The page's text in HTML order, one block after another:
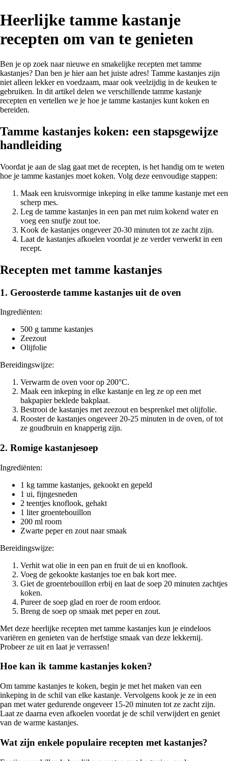
Heerlijke tamme kastanje
recepten om van te genieten
Ben je op zoek naar nieuwe en smakelijke recepten met tamme
kastanjes? Dan ben je hier aan het juiste adres! Tamme kastanjes zijn
niet alleen lekker en voedzaam, maar ook veelzijdig in de keuken te
gebruiken. In dit artikel delen we verschillende tamme kastanje
recepten en vertellen we je hoe je tamme kastanjes kunt koken en
bereiden.
Tamme kastanjes koken: een stapsgewijze
handleiding
Voordat je aan de slag gaat met de recepten, is het handig om te weten
hoe je tamme kastanjes moet koken. Volg deze eenvoudige stappen:
Maak een kruisvormige inkeping in elke tamme kastanje met een
scherp mes.
Leg de tamme kastanjes in een pan met ruim kokend water en
voeg een snufje zout toe.
Kook de kastanjes ongeveer 20-30 minuten tot ze zacht zijn.
Laat de kastanjes afkoelen voordat je ze verder verwerkt in een
recept.
Recepten met tamme kastanjes
1. Geroosterde tamme kastanjes uit de oven
Ingrediënten:
500 g tamme kastanjes
Zeezout
Olijfolie
Bereidingswijze:
Verwarm de oven voor op 200°C.
Maak een inkeping in elke kastanje en leg ze op een met
bakpapier beklede bakplaat.
Bestrooi de kastanjes met zeezout en besprenkel met olijfolie.
Rooster de kastanjes ongeveer 20-25 minuten in de oven, of tot
ze goudbruin en knapperig zijn.
2. Romige kastanjesoep
Ingrediënten:
1 kg tamme kastanjes, gekookt en gepeld
1 ui, fijngesneden
2 teentjes knoflook, gehakt
1 liter groentebouillon
200 ml room
Zwarte peper en zout naar smaak
Bereidingswijze:
Verhit wat olie in een pan en fruit de ui en knoflook.
Voeg de gekookte kastanjes toe en bak kort mee.
Giet de groentebouillon erbij en laat de soep 20 minuten zachtjes
koken.
Pureer de soep glad en roer de room erdoor.
Breng de soep op smaak met peper en zout.
Met deze heerlijke recepten met tamme kastanjes kun je eindeloos
variëren en genieten van de herfstige smaak van deze lekkernij.
Probeer ze uit en laat je verrassen!
Hoe kan ik tamme kastanjes koken?
Om tamme kastanjes te koken, begin je met het maken van een
inkeping in de schil van elke kastanje. Vervolgens kook je ze in een
pan met water gedurende ongeveer 15-20 minuten tot ze zacht zijn.
Laat ze daarna even afkoelen voordat je de schil verwijdert en geniet
van de warme kastanjes.
Wat zijn enkele populaire recepten met kastanjes?